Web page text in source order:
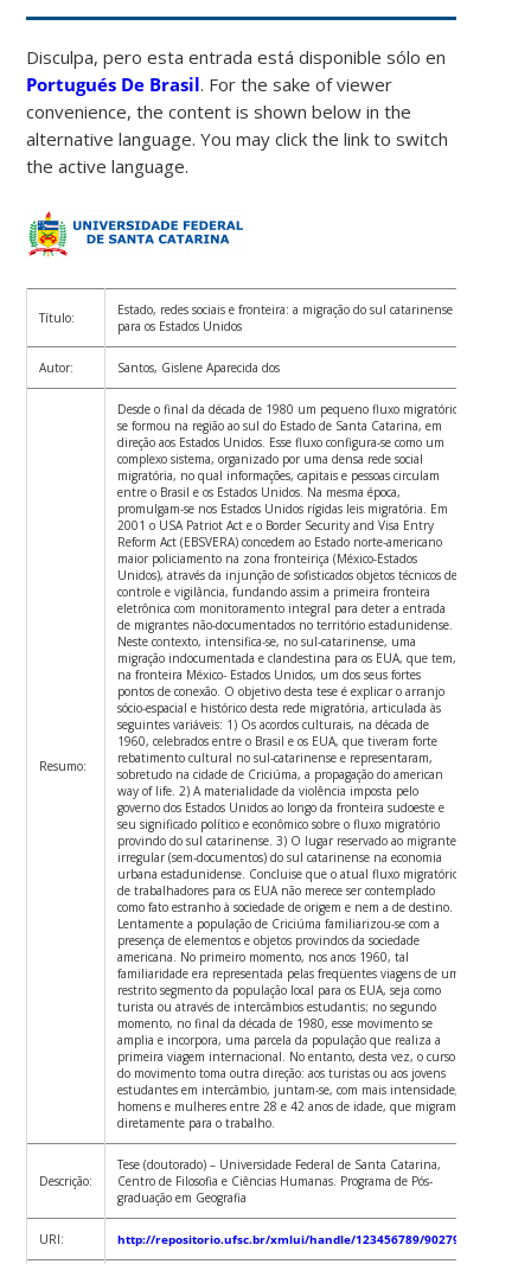
Disculpa, pero esta entrada está disponible sólo en
Portugués De Brasil. For the sake of viewer
convenience, the content is shown below in the
alternative language. You may click the link to switch
the active language.
Título:
Estado, redes sociais e fronteira: a migração do sul catarinense
para os Estados Unidos
Autor: Santos, Gislene Aparecida dos
Resumo:
Desde o final da década de 1980 um pequeno fluxo migratório
se formou na região ao sul do Estado de Santa Catarina, em
direção aos Estados Unidos. Esse fluxo configura-se como um
complexo sistema, organizado por uma densa rede social
migratória, no qual informações, capitais e pessoas circulam
entre o Brasil e os Estados Unidos. Na mesma época,
promulgam-se nos Estados Unidos rígidas leis migratória. Em
2001 o USA Patriot Act e o Border Security and Visa Entry
Reform Act (EBSVERA) concedem ao Estado norte-americano
maior policiamento na zona fronteiriça (México-Estados
Unidos), através da injunção de sofisticados objetos técnicos de
controle e vigilância, fundando assim a primeira fronteira
eletrônica com monitoramento integral para deter a entrada
de migrantes não-documentados no território estadunidense.
Neste contexto, intensifica-se, no sul-catarinense, uma
migração indocumentada e clandestina para os EUA, que tem,
na fronteira México- Estados Unidos, um dos seus fortes
pontos de conexão. O objetivo desta tese é explicar o arranjo
sócio-espacial e histórico desta rede migratória, articulada às
seguintes variáveis: 1) Os acordos culturais, na década de
1960, celebrados entre o Brasil e os EUA, que tiveram forte
rebatimento cultural no sul-catarinense e representaram,
sobretudo na cidade de Criciúma, a propagação do american
way of life. 2) A materialidade da violência imposta pelo
governo dos Estados Unidos ao longo da fronteira sudoeste e
seu significado político e econômico sobre o fluxo migratório
provindo do sul catarinense. 3) O lugar reservado ao migrante
irregular (sem-documentos) do sul catarinense na economia
urbana estadunidense. Concluise que o atual fluxo migratório
de trabalhadores para os EUA não merece ser contemplado
como fato estranho à sociedade de origem e nem a de destino.
Lentamente a população de Criciúma familiarizou-se com a
presença de elementos e objetos provindos da sociedade
americana. No primeiro momento, nos anos 1960, tal
familiaridade era representada pelas freqüentes viagens de um
restrito segmento da população local para os EUA, seja como
turista ou através de intercâmbios estudantis; no segundo
momento, no final da década de 1980, esse movimento se
amplia e incorpora, uma parcela da população que realiza a
primeira viagem internacional. No entanto, desta vez, o curso
do movimento toma outra direção: aos turistas ou aos jovens
estudantes em intercâmbio, juntam-se, com mais intensidade,
homens e mulheres entre 28 e 42 anos de idade, que migram
diretamente para o trabalho.
Descrição:
Tese (doutorado) – Universidade Federal de Santa Catarina,
Centro de Filosofia e Ciências Humanas. Programa de Pós-
graduação em Geografia
URI: http://repositorio.ufsc.br/xmlui/handle/123456789/90279